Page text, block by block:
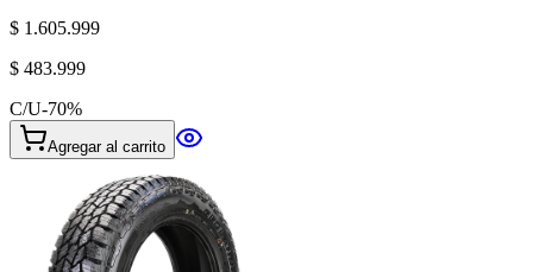
$ 1.605.999
$ 483.999
C/U-70%
Agregar al carrito